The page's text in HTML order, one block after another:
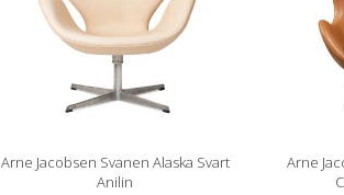
Arne Jacobsen Svanen Alaska Svart
Anilin
Arne